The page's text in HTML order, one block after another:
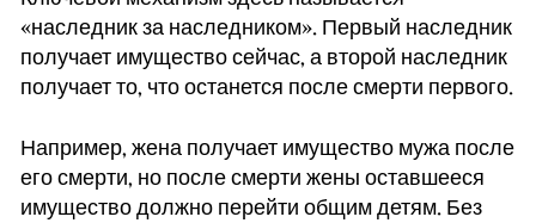
«наследник за наследником». Первый наследник
получает имущество сейчас, а второй наследник
получает то, что останется после смерти первого.
Например, жена получает имущество мужа после
его смерти, но после смерти жены оставшееся
имущество должно перейти общим детям. Без